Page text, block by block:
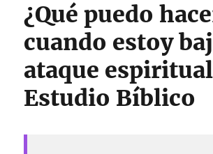
¿Qué puedo
cuando estoy
ataque
Estudio Bíblico